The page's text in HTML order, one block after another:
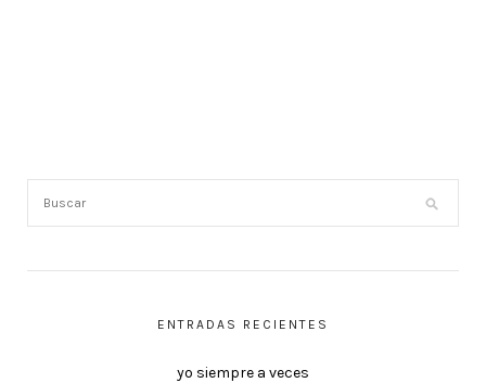
ENTRADAS RECIENTES
yo siempre a veces